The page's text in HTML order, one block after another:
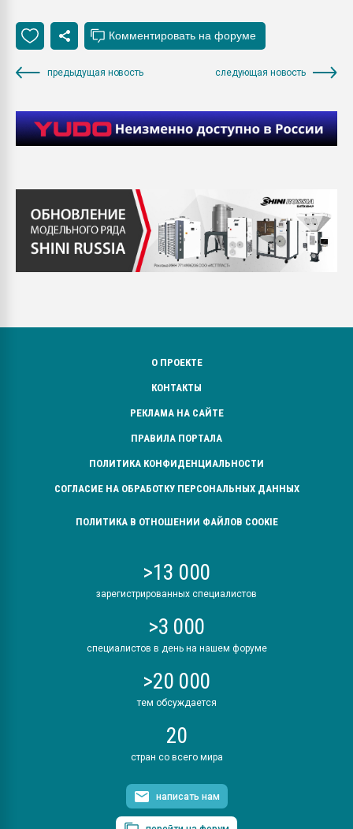
предыдущая новость следующая новость
О ПРОЕКТЕ
КОНТАКТЫ
РЕКЛАМА НА САЙТЕ
ПРАВИЛА ПОРТАЛА
ПОЛИТИКА КОНФИДЕНЦИАЛЬНОСТИ
СОГЛАСИЕ НА ОБРАБОТКУ ПЕРСОНАЛЬНЫХ ДАННЫХ
ПОЛИТИКА В ОТНОШЕНИИ ФАЙЛОВ COOKIE
>13 000
зарегистрированных специалистов
>3 000
специалистов в день на нашем форуме
>20 000
тем обсуждается
20
стран со всего мира
написать нам